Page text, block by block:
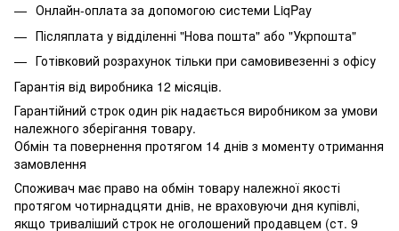
Онлайн-оплата за допомогою системи LiqPay
Післяплата у відділенні "Нова пошта" або "Укрпошта"
Готівковий розрахунок тільки при самовивезенні з офісу
Гарантія від виробника 12 місяців.
Гарантійний строк один рік надається виробником за умови
належного зберігання товару.
Обмін та повернення протягом 14 днів з моменту отримання
замовлення
Споживач має право на обмін товару належної якості
протягом чотирнадцяти днів, не враховуючи дня купівлі,
якщо триваліший строк не оголошений продавцем (ст. 9